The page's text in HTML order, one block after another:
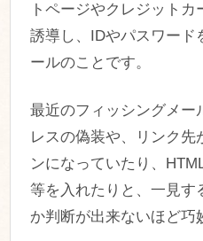
トページやクレジット
誘導し、IDやパスワード
ールのことです。
最近のフィッシングメー
レスの偽装や、リンク先
ンになっていたり、
等を入れたりと、一見す
か判断が出来ないほど巧